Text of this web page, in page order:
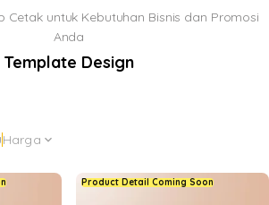
Cetak untuk Kebutuhan Bisnis dan Promosi
Anda
Template Design
Harga expand_more
Product Detail Coming Soon